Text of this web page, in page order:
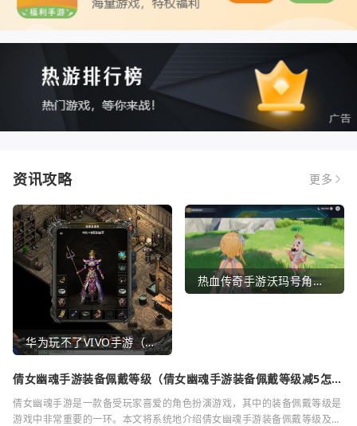
资讯攻略 更多
华为玩不了VIVO手游（华为玩不了VIVO手游怎么办）
热血传奇手游沃玛号角（热血传奇沃玛装备隐藏属性）
倩女幽魂手游装备佩戴等级（倩女幽魂手游装备佩戴等级减5怎么
倩女幽魂手游是一款备受玩家喜爱的角色扮演游戏，其中的装备佩戴等级是
游戏中非常重要的一环。本文将系统地介绍倩女幽魂手游装备佩戴等级及其